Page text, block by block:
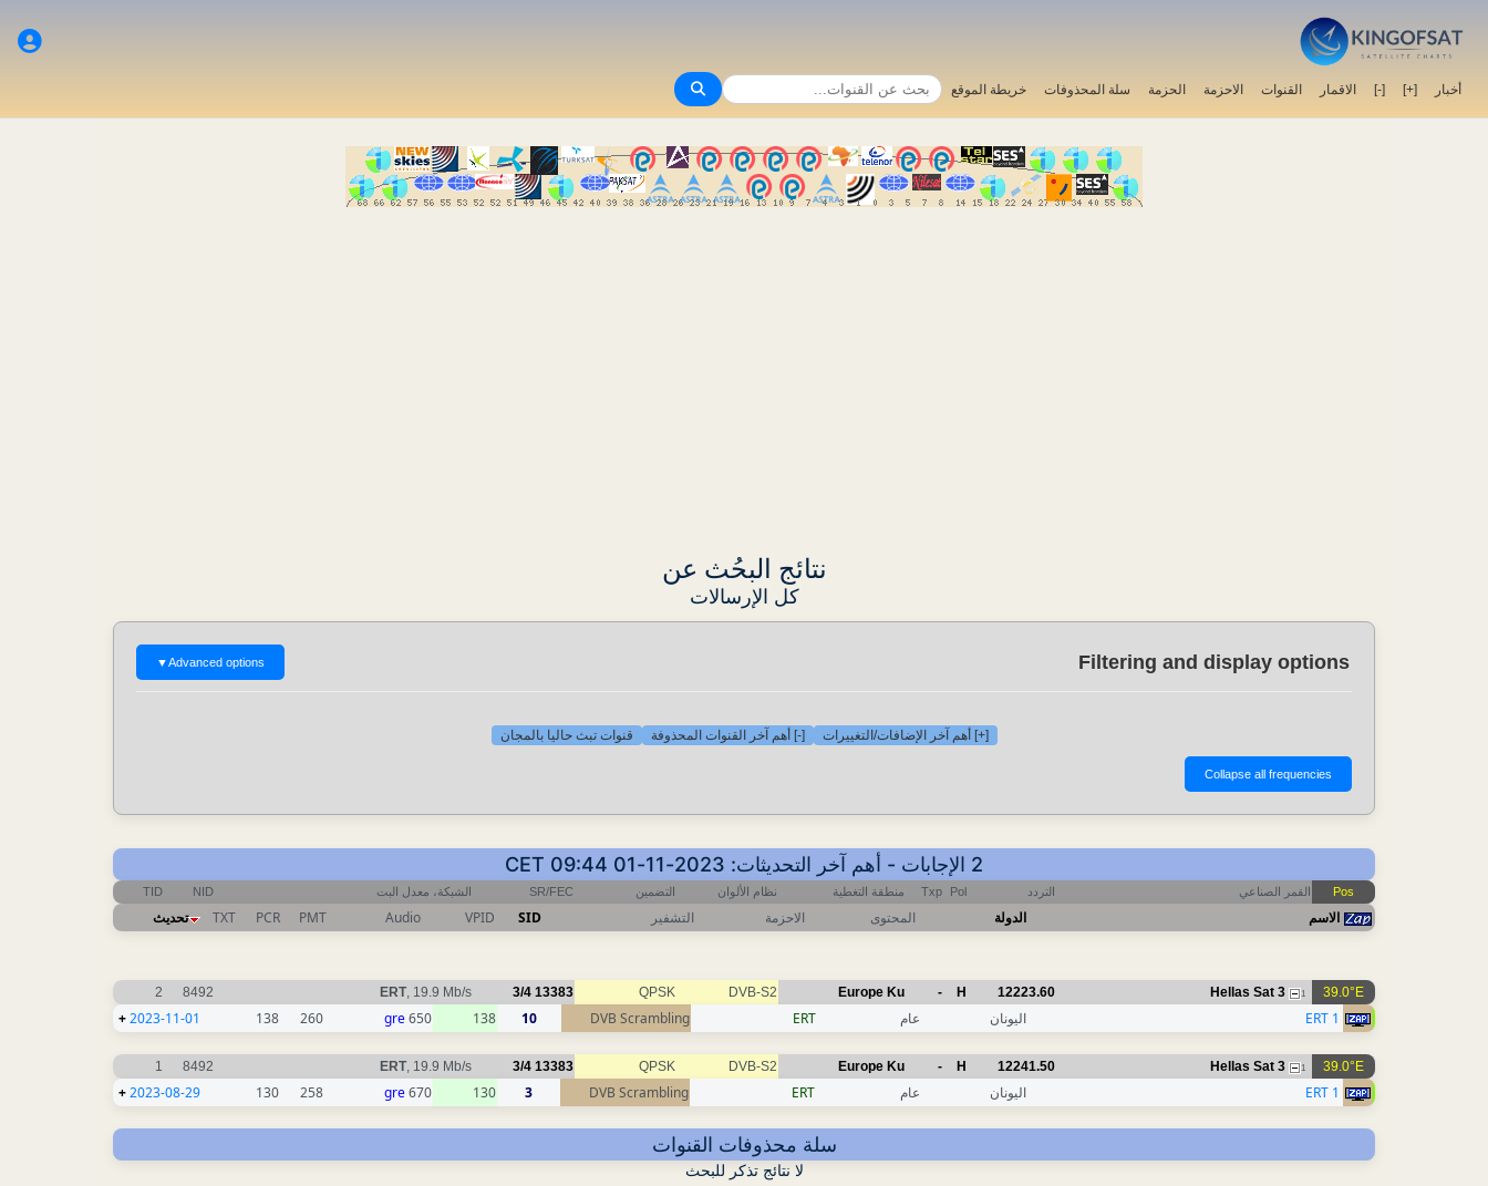
أخبار [+]
[-] الاقمار القنوات الاحزمة الحزمة سلة المحذوفات خريطة الموقع
نتائج البحُث عن
كل الإرسالات
Filtering and display options
Advanced options
▼
[+] أهم آخر الإضافات/التغييرات [-] أهم آخر القنوات المحذوفة قنوات تبث حاليا بالمجان
2 الإجابات - أهم آخر التحديثات: 2023-11-01 09:44 CET
Pos القمر الصناعي التردد Pol
Txp منطقة التغطية نظام الألوان التضمين SR/FEC الشبكة، معدل البت NID
TID
الاسم الدولة المحتوى الاحزمة التشفير SID
VPID
Audio
PMT
PCR
TXT تحديث
39.0°E
Hellas Sat 3 1
12223.60
H
-
Europe Ku
DVB-S2
QPSK
13383
3/4
ERT, 19.9 Mb/s
8492
2
ERT 1 اليونان عام ERT
DVB Scrambling
10
138
650
gre
260
138
2023-11-01
+
39.0°E
Hellas Sat 3 1
12241.50
H
-
Europe Ku
DVB-S2
QPSK
13383
3/4
ERT, 19.9 Mb/s
8492
1
ERT 1 اليونان عام ERT
DVB Scrambling
3
130
670
gre
258
130
2023-08-29
+
سلة محذوفات القنوات
لا نتائج تذكر للبحث